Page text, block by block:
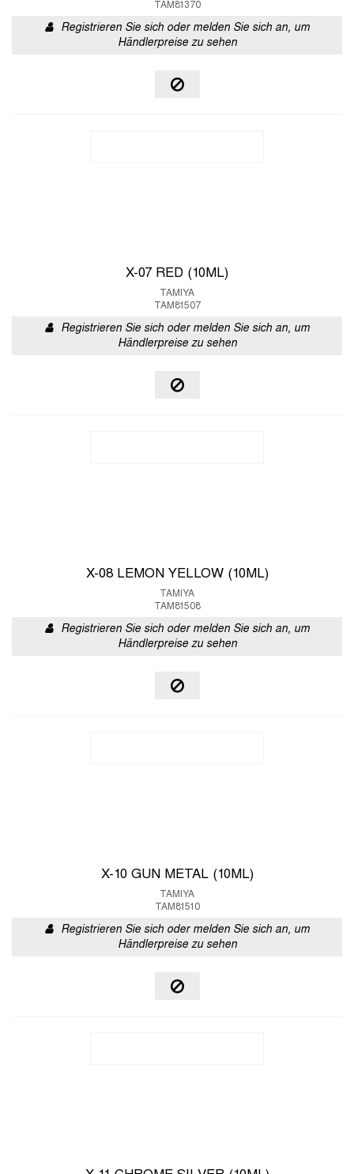
TAM81370
Registrieren Sie sich oder melden Sie sich an, um
Händlerpreise zu sehen
X-07 RED (10ML)
TAMIYA
TAM81507
Registrieren Sie sich oder melden Sie sich an, um
Händlerpreise zu sehen
X-08 LEMON YELLOW (10ML)
TAMIYA
TAM81508
Registrieren Sie sich oder melden Sie sich an, um
Händlerpreise zu sehen
X-10 GUN METAL (10ML)
TAMIYA
TAM81510
Registrieren Sie sich oder melden Sie sich an, um
Händlerpreise zu sehen